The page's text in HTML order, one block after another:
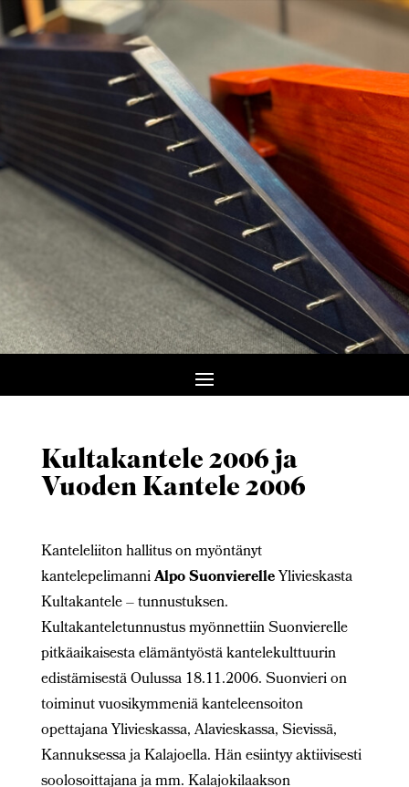
Kultakantele 2006 ja
Vuoden Kantele 2006
Kanteleliiton hallitus on myöntänyt
kantelepelimanniAlpo SuonvierelleYlivieskasta
Kultakantele – tunnustuksen.
Kultakanteletunnustus myönnettiin Suonvierelle
pitkäaikaisesta elämäntyöstä kantelekulttuurin
edistämisestä Oulussa 18.11.2006. Suonvieri on
toiminut vuosikymmeniä kanteleensoiton
opettajana Ylivieskassa, Alavieskassa, Sievissä,
Kannuksessa ja Kalajoella. Hän esiintyy aktiivisesti
soolosoittajana ja mm. Kalajokilaakson